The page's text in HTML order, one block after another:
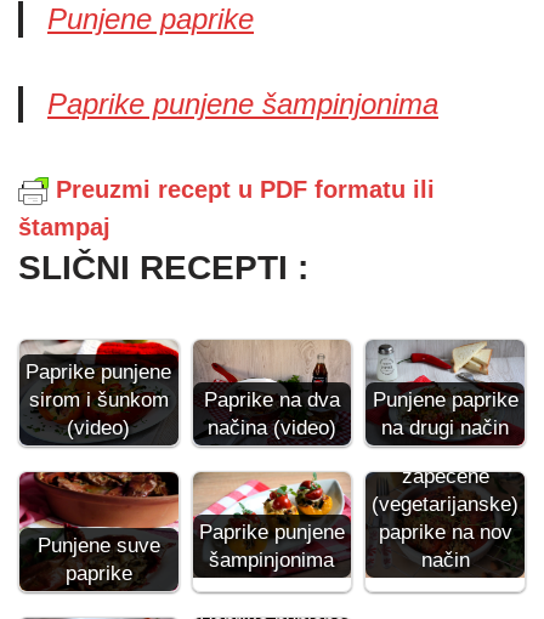
Punjene paprike
Paprike punjene šampinjonima
Preuzmi recept u PDF formatu ili
štampaj
SLIČNI RECEPTI :
Paprike punjene
sirom i šunkom
(video)
Paprike na dva
načina (video)
Punjene paprike
na drugi način
Punjene suve
paprike
Paprike punjene
šampinjonima
Punjene
zapečene
(vegetarijanske)
paprike na nov
način